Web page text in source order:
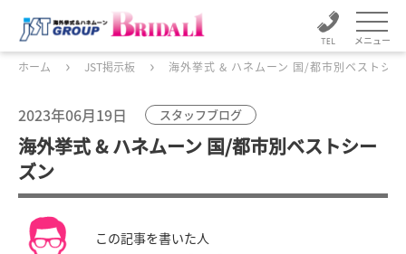
メニュー
ホーム JST掲示板 海外挙式 & ハネムーン 国/都市別ベストシー
2023年06月19日 スタッフブログ
海外挙式 & ハネムーン 国/都市別ベストシー
ズン
この記事を書いた人